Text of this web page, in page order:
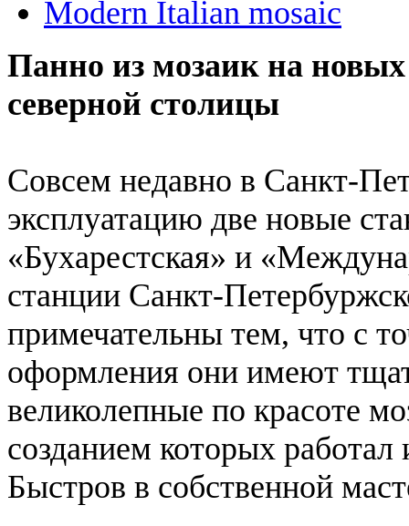
Modern Italian mosaic
Панно из мозаик на
северной столицы
Совсем недавно в Санкт-
эксплуатацию две новые
«Бухарестская» и
станции Санкт-
примечательны тем, что с
оформления они имеют
великолепные по красоте
созданием которых
Быстров в собственной